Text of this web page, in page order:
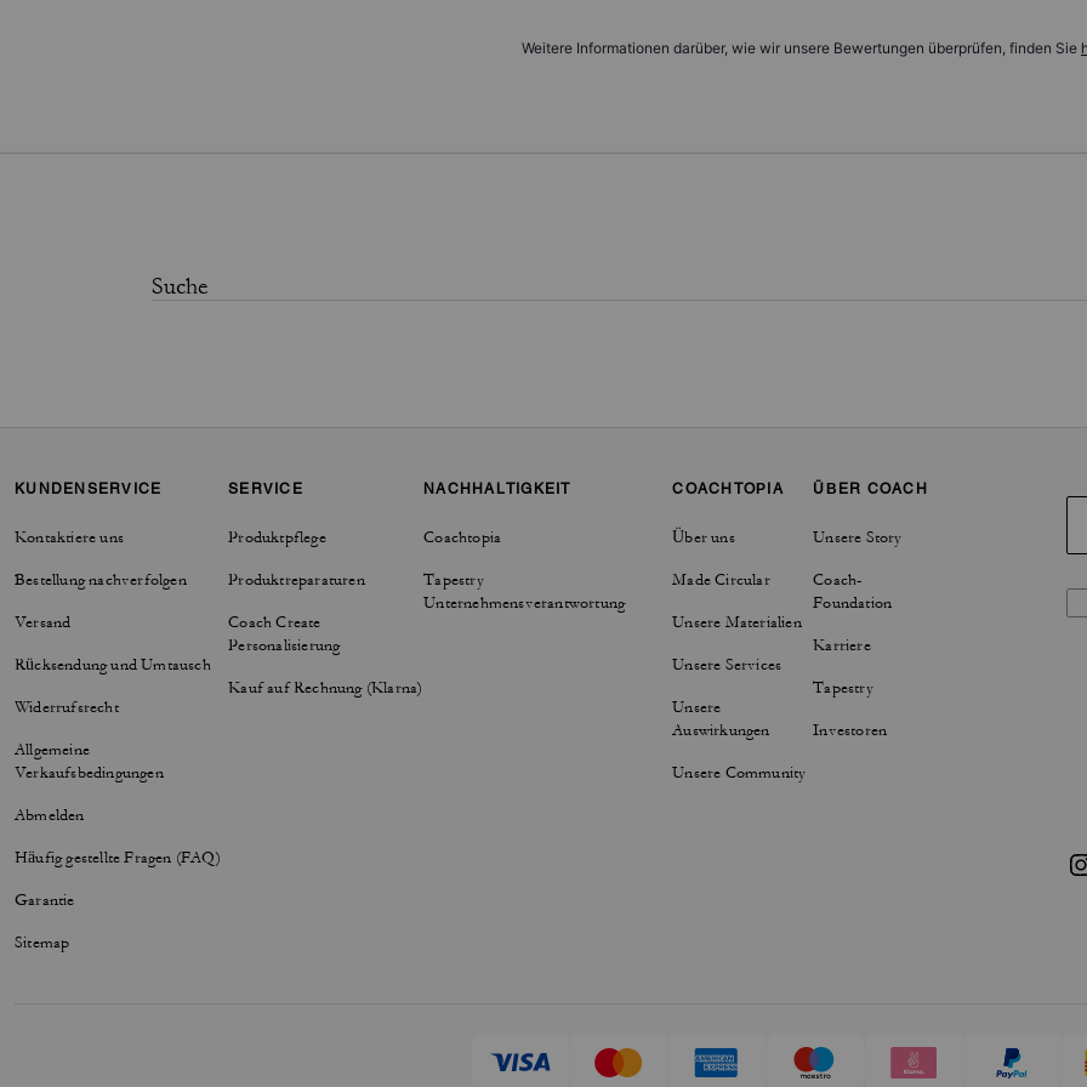
Weitere Informationen darüber, wie wir unsere Bewertungen überprüfen, finden Sie
KUNDENSERVICE
Kontaktiere uns
Bestellung nachverfolgen
Versand
Rücksendung und Umtausch
Widerrufsrecht
Allgemeine
Verkaufsbedingungen
Abmelden
Häufig gestellte Fragen (FAQ)
Garantie
Sitemap
SERVICE
Produktpflege
Produktreparaturen
Coach Create
Personalisierung
Kauf auf Rechnung (Klarna)
NACHHALTIGKEIT
Coachtopia
Tapestry
Unternehmensverantwortung
COACHTOPIA
Über uns
Made Circular
Unsere Materialien
Unsere Services
Unsere
Auswirkungen
Unsere Community
ÜBER COACH
Unsere Story
Coach-
Foundation
Karriere
Tapestry
Investoren